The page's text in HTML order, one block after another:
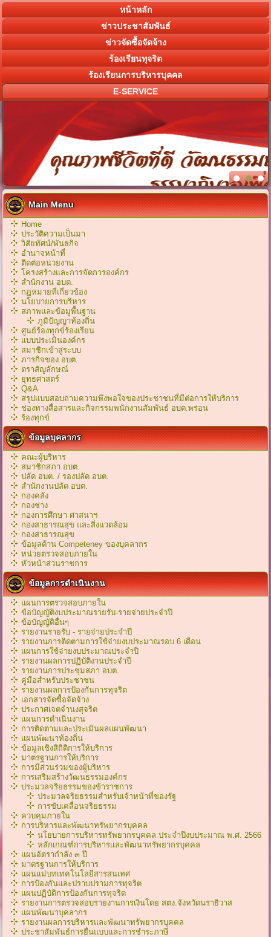
หน้าหลัก
ข่าวประชาสัมพันธ์
ข่าวจัดซื้อจัดจ้าง
ร้องเรียนทุจริต
ร้องเรียนการบริหารบุคคล
E-SERVICE
Main Menu
Home
ประวัติความเป็นมา
วิสัยทัศน์/พันธกิจ
อำนาจหน้าที่
ติดต่อหน่วยงาน
โครงสร้างและการจัดการองค์กร
สำนักงาน อบต.
กฎหมายที่เกี่ยวข้อง
นโยบายการบริหาร
สภาพและข้อมูพื้นฐาน
ภูมิปัญญาท้องถิ่น
ศูนย์ร้องทุกข์ร้องเรียน
แบบประเมินองค์กร
สมาชิกเข้าสู่ระบบ
ภารกิจของ อบต.
ตราสัญลักษณ์
ยุทธศาสตร์
Q&A
สรุปแบบสอบถามความพึงพอใจของประชาชนที่มีต่อการให้บริการ
ช่องทางสื่อสารและกิจกรรมพนักงานสัมพันธ์ อบต.พร่อน
ร้องทุกข์
ข้อมูลบุคลากร
คณะผู้บริหาร
สมาชิกสภา อบต.
ปลัด อบต. / รองปลัด อบต.
สำนักงานปลัด อบต.
กองคลัง
กองช่าง
กองการศึกษา ศาสนาฯ
กองสาธารณสุข และสิ่งแวดล้อม
กองสาธารณสุข
ข้อมูลด้าน Competeney ของบุคลากร
หน่วยตรวจสอบภายใน
หัวหน้าส่วนราชการ
ข้อมูลการดำเนินงาน
แผนการตรวจสอบภายใน
ข้อบัญญัติงบประมาณรายรับ-รายจ่ายประจำปี
ข้อบัญญัติอื่นๆ
รายงานรายรับ - รายจ่ายประจำปี
รายงานการติดตามการใช้จ่ายงบประมาณรอบ 6 เดือน
แผนการใช้จ่ายงบประมาณประจำปี
รายงานผลการปฏิบัติงานประจำปี
รายงานการประชุมสภา อบต.
คู่มือสำหรับประชาชน
รายงานผลการป้องกันการทุจริต
เอกสารจัดซื้อจัดจ้าง
ประกาศเจตจำนงสุจริต
แผนการดำเนินงาน
การติดตามและประเมินผลแผนพัฒนา
แผนพัฒนาท้องถิ่น
ข้อมูลเชิงสิถิติการให้บริการ
มาตรฐานการให้บริการ
การมีส่วนร่วมของผู้บริหาร
การเสริมสร้างวัฒนธรรมองค์กร
ประมวลจริยธรรมของข้าราชการ
ประมวลจริยธรรมสำหรับเจ้าหน้าที่ของรัฐ
การขับเคลื่อนจริยธรรม
ควบคุมภายใน
การบริหารและพัฒนาทรัพยากรบุคคล
นโยบายการบริหารทรัพยากรบุคคล ประจำปีงบประมาณ พ.ศ. 2566
หลักเกณฑ์การบริหารเเละพัฒนาทรัพยากรบุคคล
แผนอัตรากำลัง ๓ ปี
มาตรฐานการให้บริการ
แผนแม่บทเทคโนโลยีสารสนเทศ
การป้องกันและปราบปรามการทุจริต
แผนปฏิบัติการป้องกันการทุจริต
รายงานการตรวจสอบรายงานการเงินโดย สตง.จังหวัดนราธิวาส
แผนพัฒนาบุคลากร
รายงานผลการบริหารและพัฒนาทรัพยากรบุคคล
ประชาสัมพันธ์การยื่นแบบและการชำระภาษี